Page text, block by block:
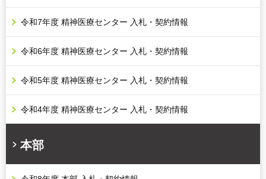
令和7年度 精神医療センター 入札・契約情報
令和6年度 精神医療センター 入札・契約情報
令和5年度 精神医療センター 入札・契約情報
令和4年度 精神医療センター 入札・契約情報
本部